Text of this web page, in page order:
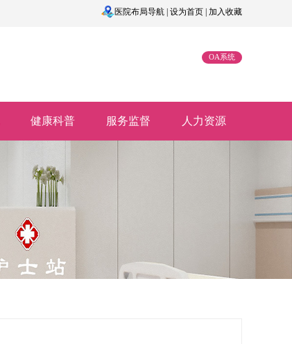
医院布局导航 设为首页 加入收藏
OA系统
健康科普 服务监督 人力资源